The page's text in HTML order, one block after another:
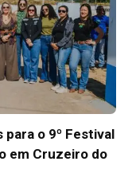
o 9º Festival
em Cruzeiro do